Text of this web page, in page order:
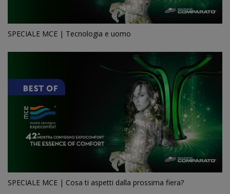
SPECIALE MCE | Tecnologia e uomo
SPECIALE MCE | Cosa ti aspetti dalla prossima fiera?